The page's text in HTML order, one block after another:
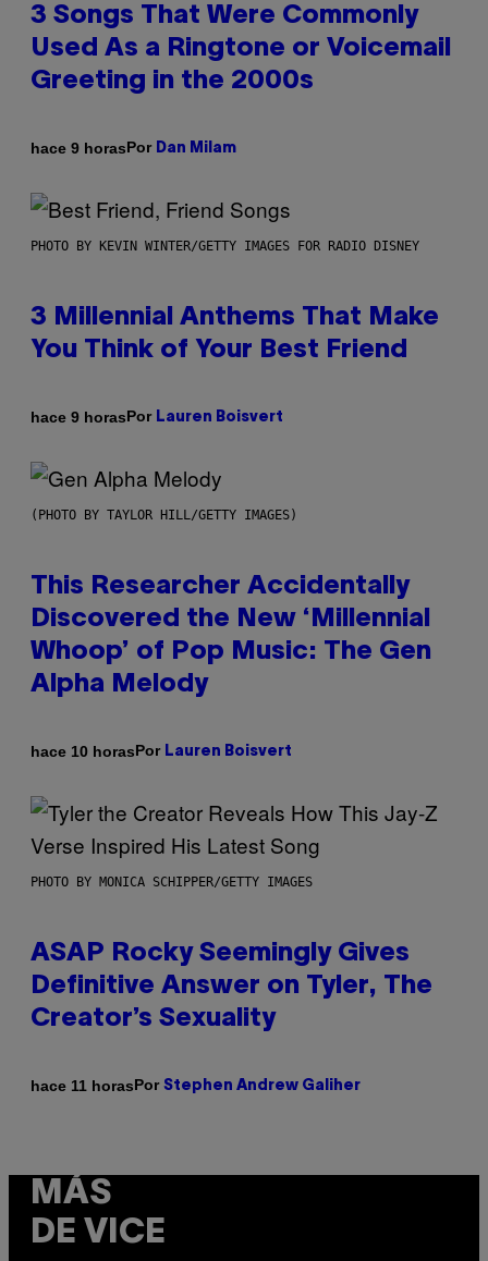
3 Songs That Were Commonly
Used As a Ringtone or Voicemail
Greeting in the 2000s
hace 9 horasPor Dan Milam
PHOTO BY KEVIN WINTER/GETTY IMAGES FOR RADIO DISNEY
3 Millennial Anthems That Make
You Think of Your Best Friend
hace 9 horasPor Lauren Boisvert
(PHOTO BY TAYLOR HILL/GETTY IMAGES)
This Researcher Accidentally
Discovered the New ‘Millennial
Whoop’ of Pop Music: The Gen
Alpha Melody
hace 10 horasPor Lauren Boisvert
PHOTO BY MONICA SCHIPPER/GETTY IMAGES
ASAP Rocky Seemingly Gives
Definitive Answer on Tyler, The
Creator’s Sexuality
hace 11 horasPor Stephen Andrew Galiher
MÁS
DE VICE